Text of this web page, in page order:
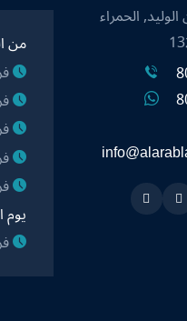
الحمراء
Linkedin
Instagram
من
يوم